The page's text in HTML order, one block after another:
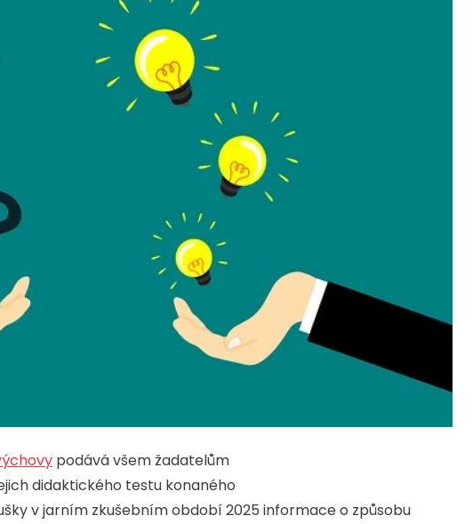
podává všem žadatelům
didaktického testu konaného
v jarním zkušebním období 2025 informace o způsobu